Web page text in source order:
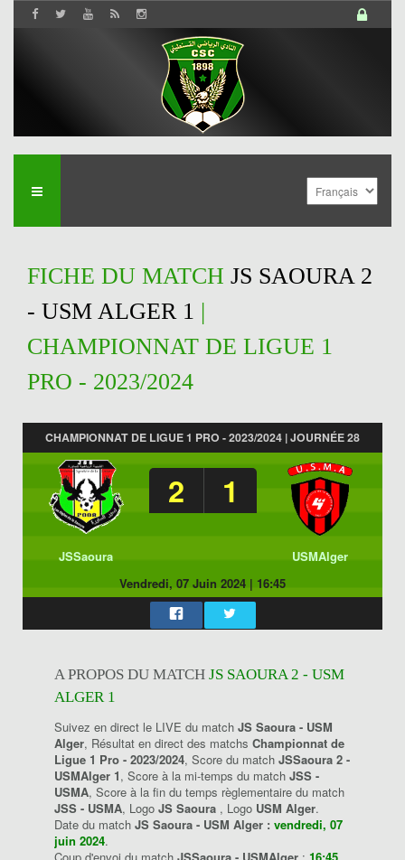
FICHE DU MATCH JS SAOURA 2
- USM ALGER 1 |
CHAMPIONNAT DE LIGUE 1
PRO - 2023/2024
CHAMPIONNAT DE LIGUE 1 PRO - 2023/2024 | JOURNÉE 28
2 1
JSSaoura
USMAlger
Vendredi, 07 Juin 2024 | 16:45
A PROPOS DU MATCH JS SAOURA 2 - USM
ALGER 1
Suivez en direct le LIVE du match JS Saoura - USM
Alger, Résultat en direct des matchs Championnat de
Ligue 1 Pro - 2023/2024, Score du match JSSaoura 2 -
USMAlger 1, Score à la mi-temps du match JSS -
USMA, Score à la fin du temps règlementaire du match
JSS - USMA, Logo JS Saoura , Logo USM Alger.
Date du match JS Saoura - USM Alger : vendredi, 07
juin 2024.